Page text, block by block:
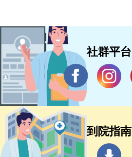
社群平台
到院指南